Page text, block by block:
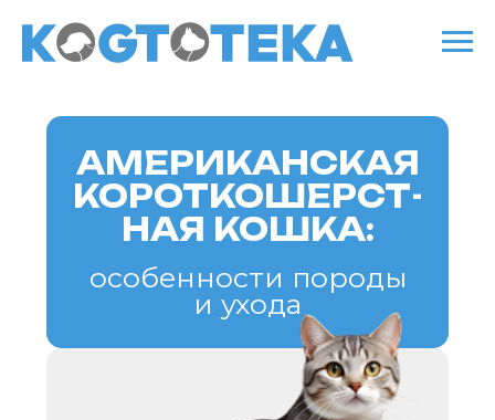
АМЕРИКАНСКАЯ
НАЯ КОШКА:
особенности породы
и ухода